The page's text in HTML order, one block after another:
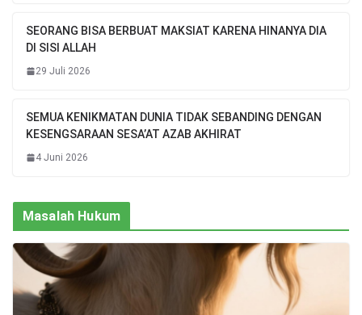
SEORANG BISA BERBUAT MAKSIAT KARENA HINANYA DIA
DI SISI ALLAH
29 Juli 2026
SEMUA KENIKMATAN DUNIA TIDAK SEBANDING DENGAN
KESENGSARAAN SESA’AT AZAB AKHIRAT
4 Juni 2026
Masalah Hukum